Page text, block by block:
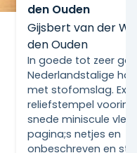
den Ouden
Gijsbert van der
den Ouden
In goede tot zeer
Nederlandstalige
met stofomslag. Ex
reliefstempel voorin.
snede miniscule
pagina;s netjes en
onbeschreven en